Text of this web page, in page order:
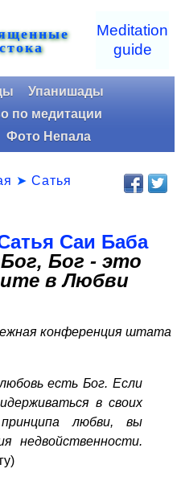
Meditation
guide
Упанишады
по медитации
Фото Непала
➤ Сатья
Саи Баба
Бог - это
в Любви
конференция штата
есть Бог. Если
в своих
любви, вы
недвойственности.